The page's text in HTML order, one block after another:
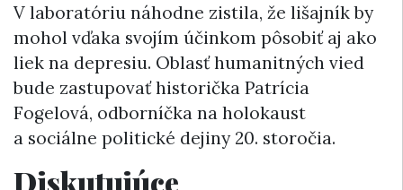
V laboratóriu náhodne zistila, že lišajník by
mohol vďaka svojím účinkom pôsobiť aj ako
liek na depresiu. Oblasť humanitných vied
bude zastupovať historička Patrícia
Fogelová, odborníčka na holokaust
a sociálne politické dejiny 20. storočia.
Diskutujúce